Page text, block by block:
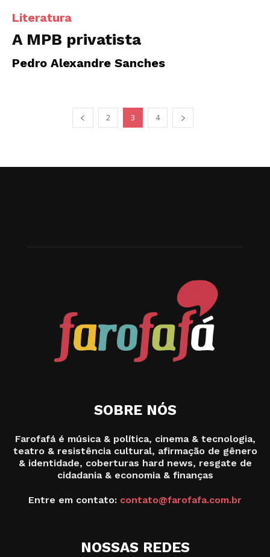
Literatura
A MPB privatista
Pedro Alexandre Sanches
2 3 4
SOBRE NÓS
Farofafá é música & política, cinema & tecnologia,
teatro & resistência cultural, afirmação de gênero
& identidade, coberturas hard news, resgate de
cidadania & economia & finanças
Entre em contato: contato@farofafa.com.br
NOSSAS REDES